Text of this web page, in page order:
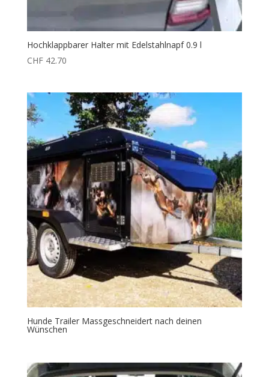
Hochklappbarer Halter mit Edelstahlnapf 0.9 l
CHF42.70
Hunde Trailer Massgeschneidert nach deinen
Wünschen